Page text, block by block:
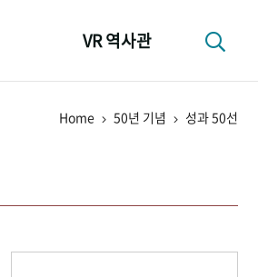
VR 역사관
Home 50년 기념 성과 50선